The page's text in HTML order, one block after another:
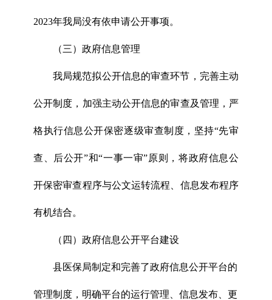
2023年我局没有依申请公开事项。
（三）政府信息管理
我局规范拟公开信息的审查环节，完善主动
公开制度，加强主动公开信息的审查及管理，严
格执行信息公开保密逐级审查制度，坚持“先审
查、后公开”和“一事一审”原则，将政府信息公
开保密审查程序与公文运转流程、信息发布程序
有机结合。
（四）政府信息公开平台建设
县医保局制定和完善了政府信息公开平台的
管理制度，明确平台的运行管理、信息发布、更